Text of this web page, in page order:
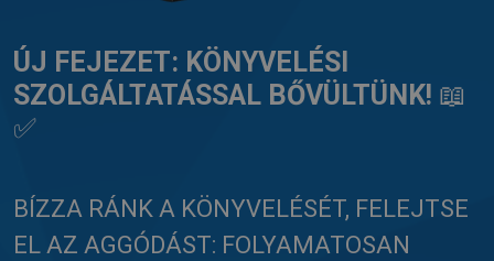
ÚJ FEJEZET: KÖNYVELÉSI
SZOLGÁLTATÁSSAL BŐVÜLTÜNK! 📖
✅
BÍZZA RÁNK A KÖNYVELÉSÉT, FELEJTSE
EL AZ AGGÓDÁST: FOLYAMATOSAN